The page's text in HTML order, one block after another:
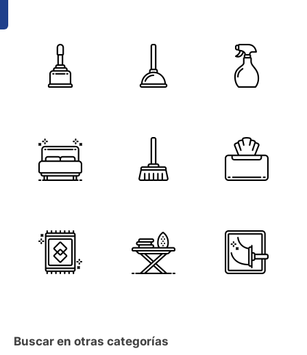
Buscar en otras categorías